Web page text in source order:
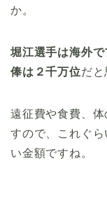
か。
堀江選手は海外
俸は２千万位だと
遠征費や食費、
すので、これぐ
い金額ですね。